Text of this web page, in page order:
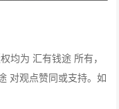
均为 汇有钱途 所有，
对观点赞同或支持。如